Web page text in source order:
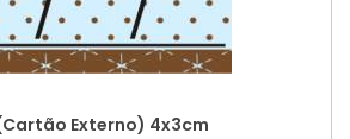
Externo) 4x3cm